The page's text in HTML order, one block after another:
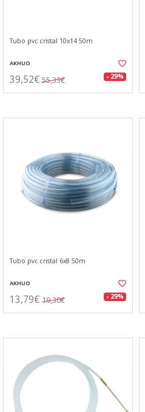
Tubo pvc cristal 10x14 50m
AKHUO
39,52€ 55,33€ - 29%
Tubo pvc cristal 6x8 50m
AKHUO
13,79€ 19,30€ - 29%